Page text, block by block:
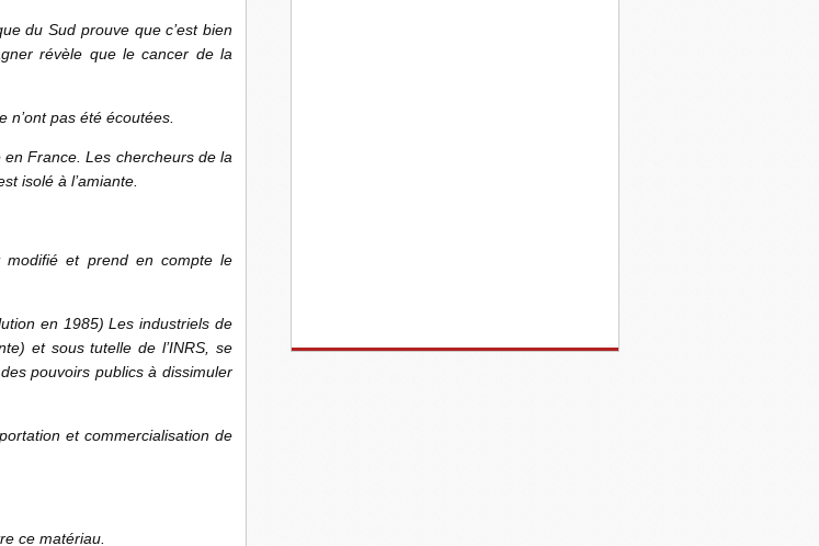
du Sud prouve que c’est bien
révèle que le cancer de la
n’ont pas été écoutées.
France. Les chercheurs de la
isolé à l’amiante.
modifié et prend en compte le
en 1985) Les industriels de
et sous tutelle de l’INRS, se
pouvoirs publics à dissimuler
et commercialisation de
ce matériau.